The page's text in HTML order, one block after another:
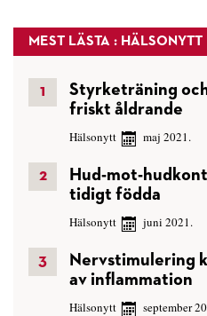
MEST LÄSTA : HÄLSONYTT
Styrketräning
friskt åldrande
Hälsonytt maj 2021.
Hud-mot-
tidigt födda
Hälsonytt juni 2021.
Nervstimulering
av inflammation
Hälsonytt september